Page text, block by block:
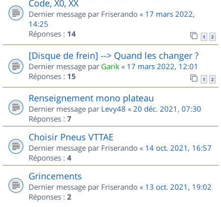
Code, X0, XX
Dernier message par Friserando « 17 mars 2022,
14:25
Réponses : 14 1 2
[Disque de frein] --> Quand les changer ?
Dernier message par Garik « 17 mars 2022, 12:01
Réponses : 15 1 2
Renseignement mono plateau
Dernier message par Levy48 « 20 déc. 2021, 07:30
Réponses : 7
Choisir Pneus VTTAE
Dernier message par Friserando « 14 oct. 2021, 16:57
Réponses : 4
Grincements
Dernier message par Friserando « 13 oct. 2021, 19:02
Réponses : 2